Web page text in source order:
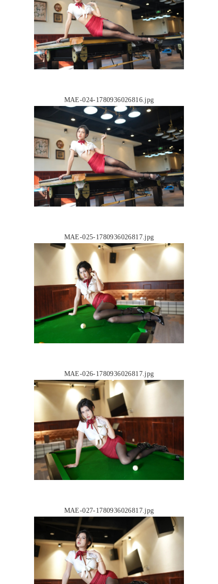
MAE-024-1780936026816.jpg
MAE-025-1780936026817.jpg
MAE-026-1780936026817.jpg
MAE-027-1780936026817.jpg